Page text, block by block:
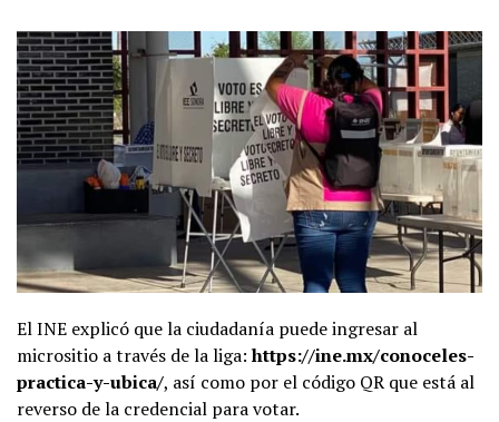
El INE explicó que la ciudadanía puede ingresar al
micrositio a través de la liga:https://ine.mx/conoceles-
practica-y-ubica/, así como por el código QR que está al
reverso de la credencial para votar.